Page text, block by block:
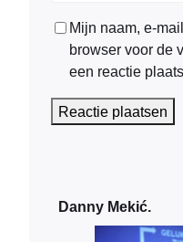
Mijn naam, e-
browser voor de
een reactie
Danny Mekić.